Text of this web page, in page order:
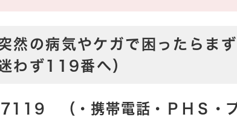
然の病気やケガで困ったらま
わず119番へ）
7119 （・携帯電話・ＰＨＳ・プ